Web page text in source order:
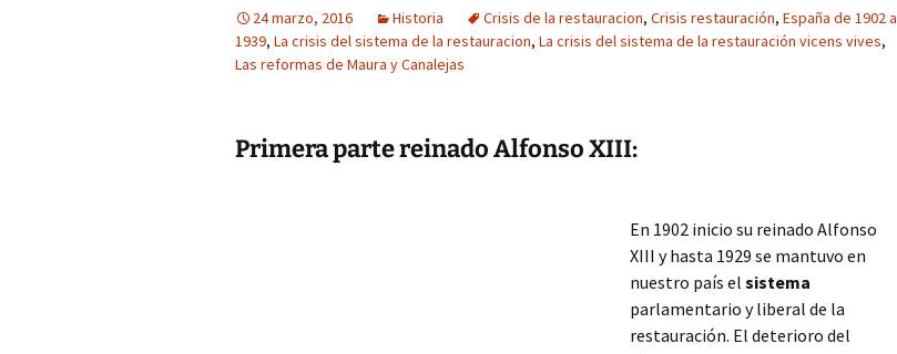
24 marzo, 2016 Historia Crisis de la restauracion, Crisis restauración, España de 1902 a
1939, La crisis del sistema de la restauracion, La crisis del sistema de la restauración vicens vives,
Las reformas de Maura y Canalejas
Primera parte reinado Alfonso XIII:
En 1902 inicio su reinado Alfonso
XIII y hasta 1929 se mantuvo en
nuestro país el sistema
parlamentario y liberal de la
restauración. El deterioro del